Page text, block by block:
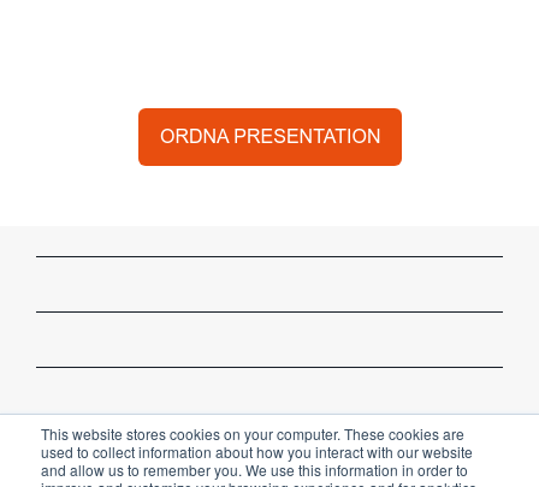
This website stores cookies on your computer. These cookies are
used to collect information about how you interact with our website
and allow us to remember you. We use this information in order to